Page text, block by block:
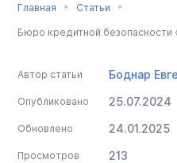
Главная Статьи
Бюро кредитной безопасности
Автор статьи Боднар
Опубликовано 25.07.2024
Обновлено 24.01.2025
Просмотров 213